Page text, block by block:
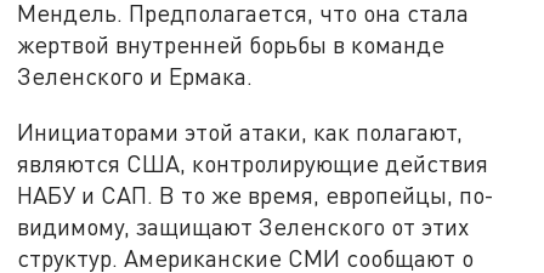
Мендель. Предполагается, что она стала
жертвой внутренней борьбы в команде
Зеленского и Ермака.
Инициаторами этой атаки, как полагают,
являются США, контролирующие действия
НАБУ и САП. В то же время, европейцы, по-
видимому, защищают Зеленского от этих
структур. Американские СМИ сообщают о